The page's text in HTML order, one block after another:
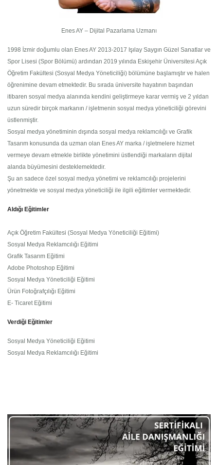
Enes AY – Dijital Pazarlama Uzmanı
1998 İzmir doğumlu olan Enes AY 2013-2017 Işılay Saygın Güzel Sanatlar ve
Spor Lisesi (Spor Bölümü) ardından 2019 yılında Eskişehir Üniversitesi Açık
Öğretim Fakültesi (Sosyal Medya Yöneticiliği) bölümüne başlamıştır ve halen
öğrenimine devam etmektedir. Bu sırada üniversite hayatının başından
itibaren sosyal medya alanında kendini geliştirmeye karar vermiş ve 2 yıldan
uzun süredir birçok markanın / işletmenin sosyal medya yöneticiliği görevini
üstlenmiştir.
Sosyal medya yönetiminin dışında sosyal medya reklamcılığı ve Grafik
Tasarım konusunda da uzman olan Enes AY marka / işletmelere hizmet
vermeye devam etmekle birlikte yönetimini üstlendiği markaların dijital
alanda büyümesini desteklemektedir.
Şu an sadece özel sosyal medya yönetimi ve reklamcılığı projelerini
yönetmekte ve sosyal medya yöneticiliği ile ilgili eğitimler vermektedir.
Aldığı Eğitimler
Açık Öğretim Fakültesi (Sosyal Medya Yöneticiliği Eğitimi)
Sosyal Medya Reklamcılığı Eğitimi
Grafik Tasarım Eğitimi
Adobe Photoshop Eğitimi
Sosyal Medya Yöneticiliği Eğitimi
Ürün Fotoğrafçılığı Eğitimi
E- Ticaret Eğitimi
Verdiği Eğitimler
Sosyal Medya Yöneticiliği Eğitimi
Sosyal Medya Reklamcılığı Eğitimi